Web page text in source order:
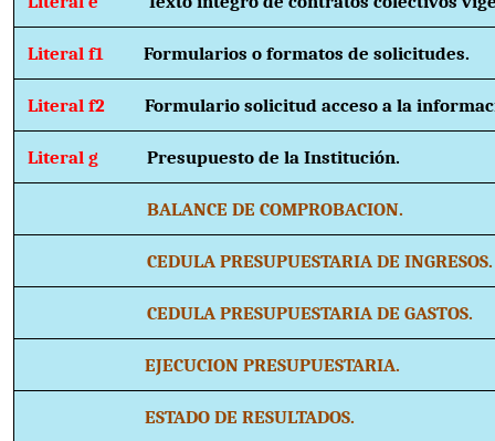
Literal f1Formularios o formatos de solicitudes.
Literal f2Formulario solicitud acceso a la
Literal gPresupuesto de la Institución.
BALANCE DE COMPROBACION.
CEDULA PRESUPUESTARIA DE INGRESOS.
CEDULA PRESUPUESTARIA DE GASTOS.
EJECUCION PRESUPUESTARIA.
ESTADO DE RESULTADOS.